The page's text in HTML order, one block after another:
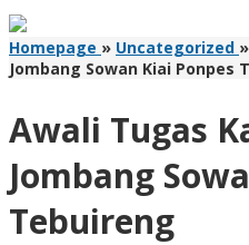
Homepage » Uncategorized »
Jombang Sowan Kiai Ponpes
Awali Tugas
Jombang
Tebuireng